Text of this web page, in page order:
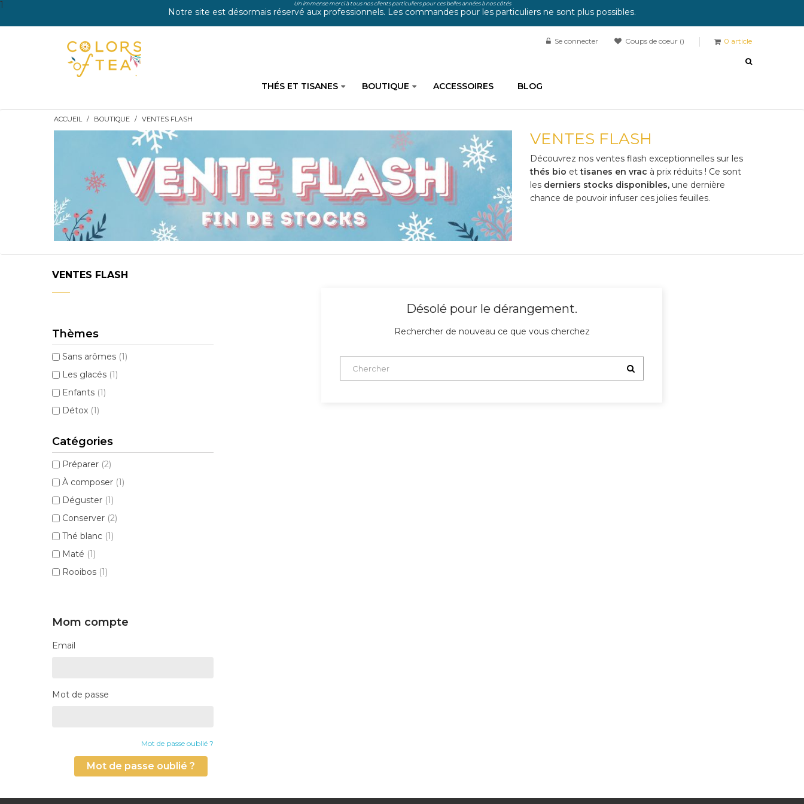
1 Un immense merci à tous nos clients particuliers pour ces belles années à nos côtés
Notre site est désormais réservé aux professionnels. Les commandes pour les particuliers ne sont plus possibles.
0 article
Se connecter Coups de coeur
THÉS ET TISANES BOUTIQUE ACCESSOIRES BLOG
ACCUEIL BOUTIQUE VENTES FLASH
VENTES FLASH
Découvrez nos ventes flash exceptionnelles sur les
thés bio ettisanes en vrac à prix réduits ! Ce sont
les derniers stocks disponibles, une dernière
chance de pouvoir infuser ces jolies feuilles.
VENTES FLASH
Thèmes
Sans arômes (1)
Les glacés (1)
Enfants (1)
Détox (1)
Catégories
Préparer (2)
À composer (1)
Déguster (1)
Conserver (2)
Thé blanc (1)
Maté (1)
Rooibos (1)
Mom compte
Email
Mot de passe
Mot de passe oublié ?
Mot de passe oublié ?
Désolé pour le dérangement.
Rechercher de nouveau ce que vous cherchez